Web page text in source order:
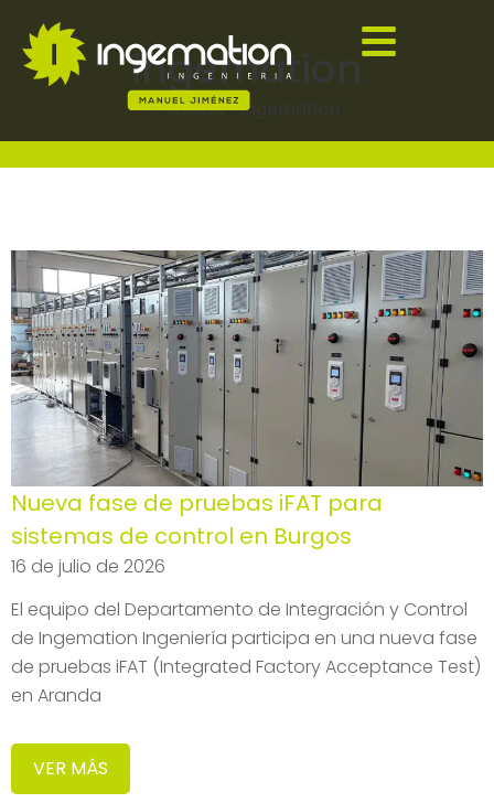
ingemation
Portada»ingemation
Nueva fase de pruebas iFAT para
sistemas de control en Burgos
16 de julio de 2026
El equipo del Departamento de Integración y Control
de Ingemation Ingeniería participa en una nueva fase
de pruebas iFAT (Integrated Factory Acceptance Test)
en Aranda
VER MÁS